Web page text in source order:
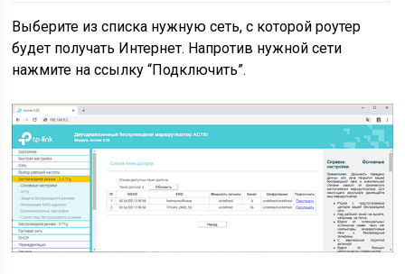
Выберите из списка нужную сеть, с которой роутер
будет получать Интернет. Напротив нужной сети
нажмите на ссылку “Подключить”.